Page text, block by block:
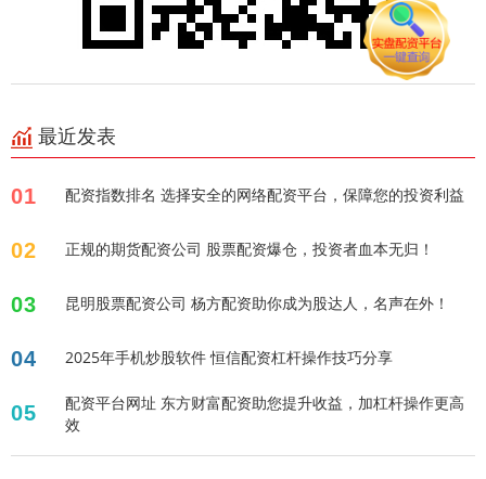
最近发表
01 配资指数排名 选择安全的网络配资平台，保障您的投资利益
02 正规的期货配资公司 股票配资爆仓，投资者血本无归！
03 昆明股票配资公司 杨方配资助你成为股达人，名声在外！
04 2025年手机炒股软件 恒信配资杠杆操作技巧分享
05
配资平台网址 东方财富配资助您提升收益，加杠杆操作更高
效